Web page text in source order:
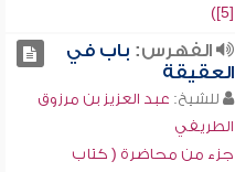
[5])
الفهرس: باب في
العقيقة
للشيخ: عبد العزيز بن مرزوق
الطريفي
جزء من محاضرة ( كتاب